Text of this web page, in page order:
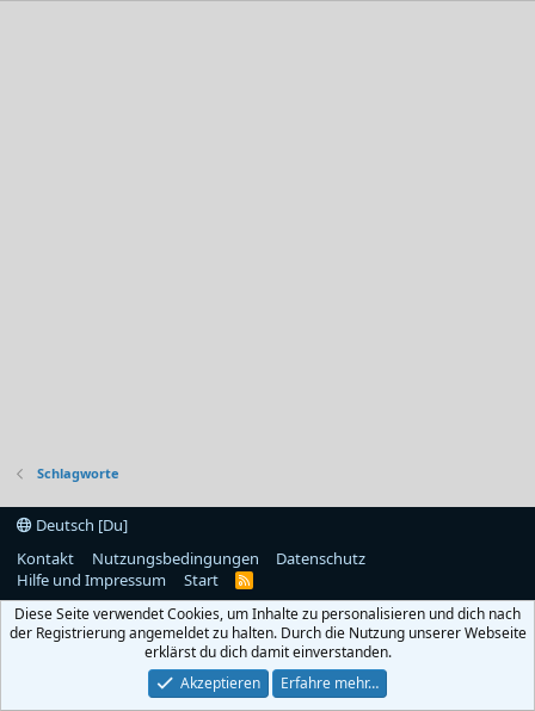
Schlagworte
Deutsch [Du]
Kontakt
Nutzungsbedingungen
Datenschutz
Hilfe und Impressum
Start
R
S
Diese Seite verwendet Cookies, um Inhalte zu personalisieren und dich nach
der Registrierung angemeldet zu halten. Durch die Nutzung unserer Webseite
erklärst du dich damit einverstanden.
Akzeptieren
Erfahre mehr…